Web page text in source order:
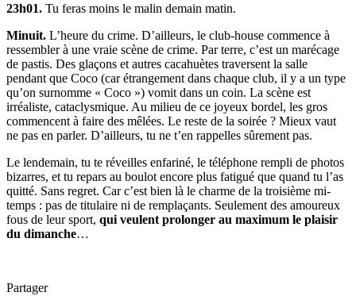
23h01. Tu feras moins le malin demain matin.
Minuit. L’heure du crime. D’ailleurs, le club-house commence à
ressembler à une vraie scène de crime. Par terre, c’est un marécage
de pastis. Des glaçons et autres cacahuètes traversent la salle
pendant que Coco (car étrangement dans chaque club, il y a un type
qu’on surnomme « Coco ») vomit dans un coin. La scène est
irréaliste, cataclysmique. Au milieu de ce joyeux bordel, les gros
commencent à faire des mêlées. Le reste de la soirée ? Mieux vaut
ne pas en parler. D’ailleurs, tu ne t’en rappelles sûrement pas.
Le lendemain, tu te réveilles enfariné, le téléphone rempli de photos
bizarres, et tu repars au boulot encore plus fatigué que quand tu l’as
quitté. Sans regret. Car c’est bien là le charme de la troisième mi-
temps : pas de titulaire ni de remplaçants. Seulement des amoureux
fous de leur sport, qui veulent prolonger au maximum le plaisir
du dimanche…
Partager